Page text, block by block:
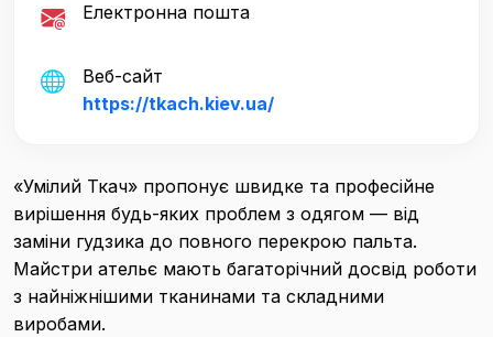
Електронна пошта
Веб-сайт
https://tkach.kiev.ua/
«Умілий Ткач» пропонує швидке та професійне
вирішення будь-яких проблем з одягом — від
заміни гудзика до повного перекрою пальта.
Майстри ательє мають багаторічний досвід роботи
з найніжнішими тканинами та складними
виробами.